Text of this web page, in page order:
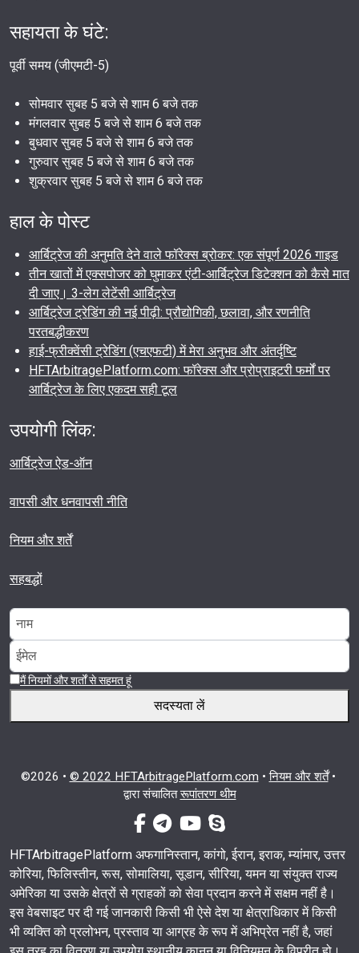
सहायता के घंटे:
पूर्वी समय (जीएमटी-5)
सोमवार सुबह 5 बजे से शाम 6 बजे तक
मंगलवार सुबह 5 बजे से शाम 6 बजे तक
बुधवार सुबह 5 बजे से शाम 6 बजे तक
गुरुवार सुबह 5 बजे से शाम 6 बजे तक
शुक्रवार सुबह 5 बजे से शाम 6 बजे तक
हाल के पोस्ट
आर्बिट्रेज की अनुमति देने वाले फॉरेक्स ब्रोकर: एक संपूर्ण 2026 गाइड
तीन खातों में एक्सपोजर को घुमाकर एंटी-आर्बिट्रेज डिटेक्शन को कैसे मात
दी जाए। 3-लेग लेटेंसी आर्बिट्रेज
आर्बिट्रेज ट्रेडिंग की नई पीढ़ी: प्रौद्योगिकी, छलावा, और रणनीति
परतबद्धीकरण
हाई-फ्रीक्वेंसी ट्रेडिंग (एचएफटी) में मेरा अनुभव और अंतर्दृष्टि
HFTArbitragePlatform.com: फॉरेक्स और प्रोप्राइटरी फर्मों पर
आर्बिट्रेज के लिए एकदम सही टूल
उपयोगी लिंक:
आर्बिट्रेज ऐड-ऑन
वापसी और धनवापसी नीति
नियम और शर्तें
सहबद्धों
मैं नियमों और शर्तों से सहमत हूं
सदस्यता लें
©2026 • © 2022 HFTArbitragePlatform.com •नियम और शर्तें•
द्वारा संचालितरूपांतरण थीम
फेसबुक-एफ
टेलीग्रामयूट्यूबस्काइप
HFTArbitragePlatform अफगानिस्तान, कांगो, ईरान, इराक, म्यांमार, उत्तर
कोरिया, फिलिस्तीन, रूस, सोमालिया, सूडान, सीरिया, यमन या संयुक्त राज्य
अमेरिका या उसके क्षेत्रों से ग्राहकों को सेवा प्रदान करने में सक्षम नहीं है।
इस वेबसाइट पर दी गई जानकारी किसी भी ऐसे देश या क्षेत्राधिकार में किसी
भी व्यक्ति को प्रलोभन, प्रस्ताव या आग्रह के रूप में अभिप्रेत नहीं है, जहां